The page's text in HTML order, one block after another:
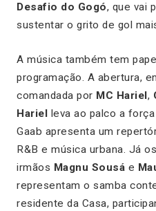
Desafio do Gogó, que vai
sustentar o grito de gol
A música também tem
programação. A abertura,
comandada por MC Hariel,
Hariel leva ao palco a
Gaab apresenta um
R&B e música urbana. Já os
irmãos Magnu Sousá e
representam o samba
residente da Casa,